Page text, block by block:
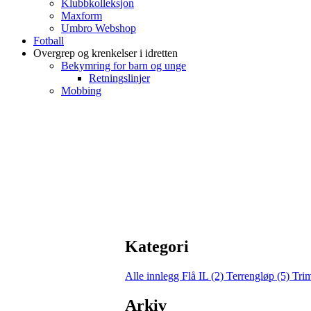
Klubbkolleksjon
Maxform
Umbro Webshop
Fotball
Overgrep og krenkelser i idretten
Bekymring for barn og unge
Retningslinjer
Mobbing
Kategori
Alle innlegg Flå IL (2) Terrengløp (5)
Arkiv